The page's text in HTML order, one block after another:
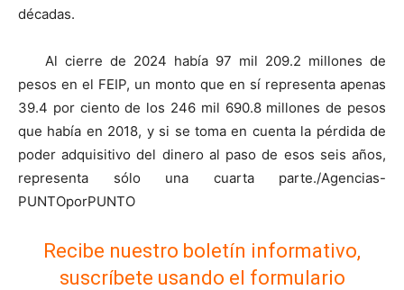
décadas.
Al cierre de 2024 había 97 mil 209.2 millones de
pesos en el FEIP, un monto que en sí representa apenas
39.4 por ciento de los 246 mil 690.8 millones de pesos
que había en 2018, y si se toma en cuenta la pérdida de
poder adquisitivo del dinero al paso de esos seis años,
representa sólo una cuarta parte./Agencias-
PUNTOporPUNTO
Recibe nuestro boletín informativo,
suscríbete usando el formulario